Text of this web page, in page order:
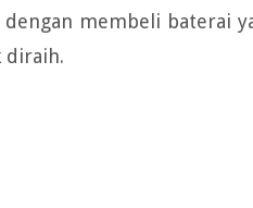
membeli baterai
diraih.